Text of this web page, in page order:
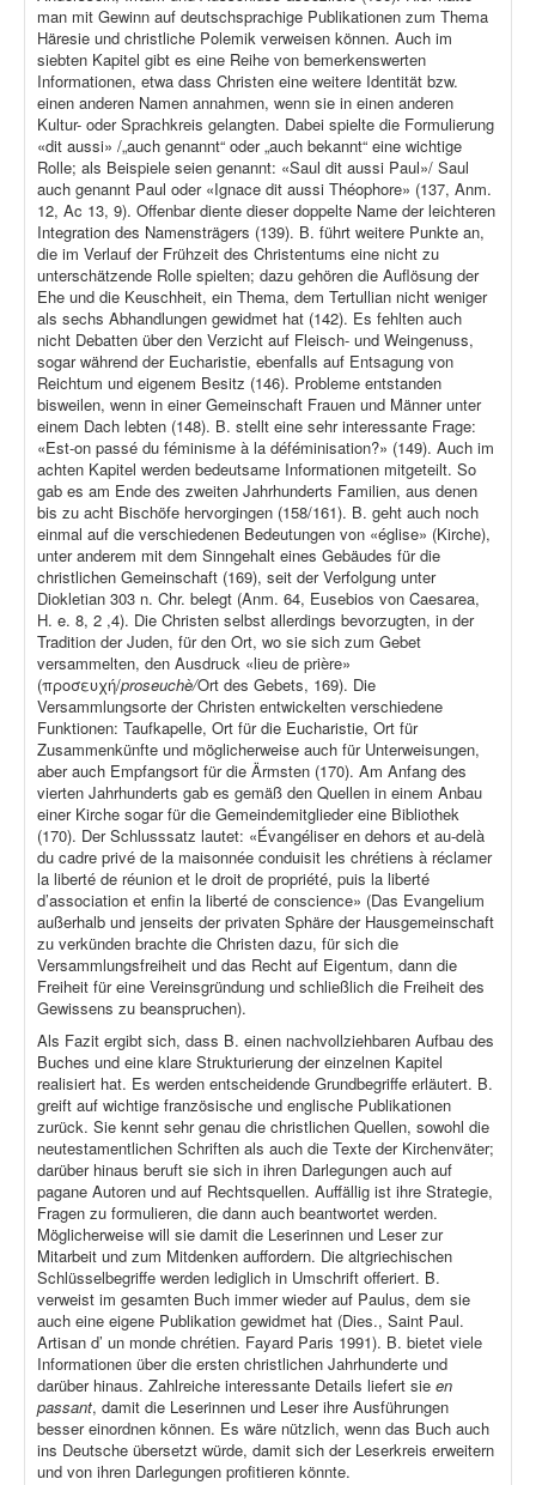
man mit Gewinn auf deutschsprachige Publikationen zum Thema
Häresie und christliche Polemik verweisen können. Auch im
siebten Kapitel gibt es eine Reihe von bemerkenswerten
Informationen, etwa dass Christen eine weitere Identität bzw.
einen anderen Namen annahmen, wenn sie in einen anderen
Kultur- oder Sprachkreis gelangten. Dabei spielte die Formulierung
«dit aussi» /„auch genannt“ oder „auch bekannt“ eine wichtige
Rolle; als Beispiele seien genannt: «Saul dit aussi Paul»/ Saul
auch genannt Paul oder «Ignace dit aussi Théophore» (137, Anm.
12, Ac 13, 9). Offenbar diente dieser doppelte Name der leichteren
Integration des Namensträgers (139). B. führt weitere Punkte an,
die im Verlauf der Frühzeit des Christentums eine nicht zu
unterschätzende Rolle spielten; dazu gehören die Auflösung der
Ehe und die Keuschheit, ein Thema, dem Tertullian nicht weniger
als sechs Abhandlungen gewidmet hat (142). Es fehlten auch
nicht Debatten über den Verzicht auf Fleisch- und Weingenuss,
sogar während der Eucharistie, ebenfalls auf Entsagung von
Reichtum und eigenem Besitz (146). Probleme entstanden
bisweilen, wenn in einer Gemeinschaft Frauen und Männer unter
einem Dach lebten (148). B. stellt eine sehr interessante Frage:
«Est-on passé du féminisme à la déféminisation?» (149). Auch im
achten Kapitel werden bedeutsame Informationen mitgeteilt. So
gab es am Ende des zweiten Jahrhunderts Familien, aus denen
bis zu acht Bischöfe hervorgingen (158/161). B. geht auch noch
einmal auf die verschiedenen Bedeutungen von «église» (Kirche),
unter anderem mit dem Sinngehalt eines Gebäudes für die
christlichen Gemeinschaft (169), seit der Verfolgung unter
Diokletian 303 n. Chr. belegt (Anm. 64, Eusebios von Caesarea,
H. e. 8, 2 ,4). Die Christen selbst allerdings bevorzugten, in der
Tradition der Juden, für den Ort, wo sie sich zum Gebet
versammelten, den Ausdruck «lieu de prière»
(προσευχή/proseuchè/Ort des Gebets, 169). Die
Versammlungsorte der Christen entwickelten verschiedene
Funktionen: Taufkapelle, Ort für die Eucharistie, Ort für
Zusammenkünfte und möglicherweise auch für Unterweisungen,
aber auch Empfangsort für die Ärmsten (170). Am Anfang des
vierten Jahrhunderts gab es gemäß den Quellen in einem Anbau
einer Kirche sogar für die Gemeindemitglieder eine Bibliothek
(170). Der Schlusssatz lautet: «Évangéliser en dehors et au-delà
du cadre privé de la maisonnée conduisit les chrétiens à réclamer
la liberté de réunion et le droit de propriété, puis la liberté
d’association et enfin la liberté de conscience» (Das Evangelium
außerhalb und jenseits der privaten Sphäre der Hausgemeinschaft
zu verkünden brachte die Christen dazu, für sich die
Versammlungsfreiheit und das Recht auf Eigentum, dann die
Freiheit für eine Vereinsgründung und schließlich die Freiheit des
Gewissens zu beanspruchen).
Als Fazit ergibt sich, dass B. einen nachvollziehbaren Aufbau des
Buches und eine klare Strukturierung der einzelnen Kapitel
realisiert hat. Es werden entscheidende Grundbegriffe erläutert. B.
greift auf wichtige französische und englische Publikationen
zurück. Sie kennt sehr genau die christlichen Quellen, sowohl die
neutestamentlichen Schriften als auch die Texte der Kirchenväter;
darüber hinaus beruft sie sich in ihren Darlegungen auch auf
pagane Autoren und auf Rechtsquellen. Auffällig ist ihre Strategie,
Fragen zu formulieren, die dann auch beantwortet werden.
Möglicherweise will sie damit die Leserinnen und Leser zur
Mitarbeit und zum Mitdenken auffordern. Die altgriechischen
Schlüsselbegriffe werden lediglich in Umschrift offeriert. B.
verweist im gesamten Buch immer wieder auf Paulus, dem sie
auch eine eigene Publikation gewidmet hat (Dies., Saint Paul.
Artisan d’ un monde chrétien. Fayard Paris 1991). B. bietet viele
Informationen über die ersten christlichen Jahrhunderte und
darüber hinaus. Zahlreiche interessante Details liefert sie en
passant, damit die Leserinnen und Leser ihre Ausführungen
besser einordnen können. Es wäre nützlich, wenn das Buch auch
ins Deutsche übersetzt würde, damit sich der Leserkreis erweitern
und von ihren Darlegungen profitieren könnte.